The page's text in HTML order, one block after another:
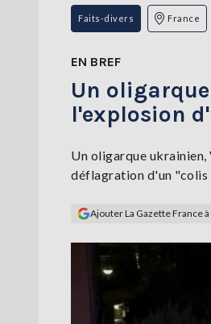
Faits-divers France
EN BREF
Un
l'explosion
Un oligarque ukrainien,
déflagration d'un "colis
Ajouter La Gazette France